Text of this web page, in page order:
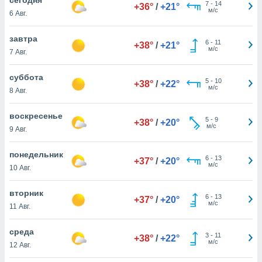
действия
на веб-
основе.
нашей
cookie
в
ВЫ
6 Авг.
+36° / +21° 7- 14
м/с
завтра
7 Авг.
+38° / +21° 6- 11
м/с
суббота
8 Авг.
+38° / +22° 5- 10
м/с
воскресенье
9 Авг.
+38° / +20° 5- 9
м/с
понедельник
10 Авг.
+37° / +20° 6- 13
м/с
вторник
11 Авг.
+37° / +20° 6- 13
м/с
среда
12 Авг.
+38° / +22° 3- 11
м/с